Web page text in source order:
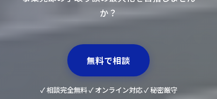
か？
無料で相談
✓ 相談完全無料 ✓ オンライン対応 ✓ 秘密厳守